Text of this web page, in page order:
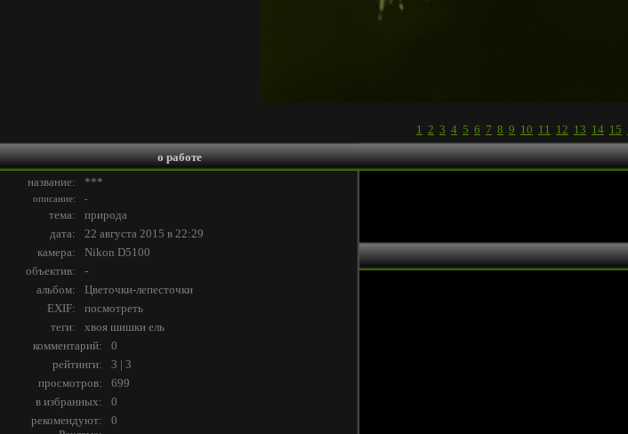
1 2 3 4 5 6 7 8 9 10 11 12 13 14 15
о работе
название:
***
описание: -
тема:
природа
дата:
22 августа 2015 в 22:29
камера:
Nikon D5100
объектив:
-
альбом:
Цветочки-лепесточки
EXIF:
посмотреть
теги:
хвоя шишки ель
комментарий:
0
рейтинги:
3 | 3
просмотров:
699
в избранных:
0
рекомендуют:
0